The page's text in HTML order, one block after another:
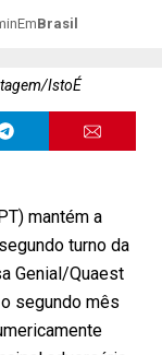
EmBrasil
IstoÉ
mantém a
turno da
Genial/Quaest
segundo mês